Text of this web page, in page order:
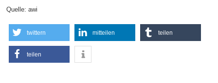
Quelle: awi
twittern mitteilen teilen
teilen